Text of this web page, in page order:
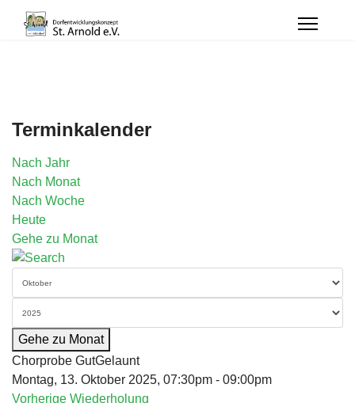
Terminkalender
Nach Jahr
Nach Monat
Nach Woche
Heute
Gehe zu Monat
Gehe zu Monat
Chorprobe GutGelaunt
Montag, 13. Oktober 2025, 07:30pm - 09:00pm
Vorherige Wiederholung